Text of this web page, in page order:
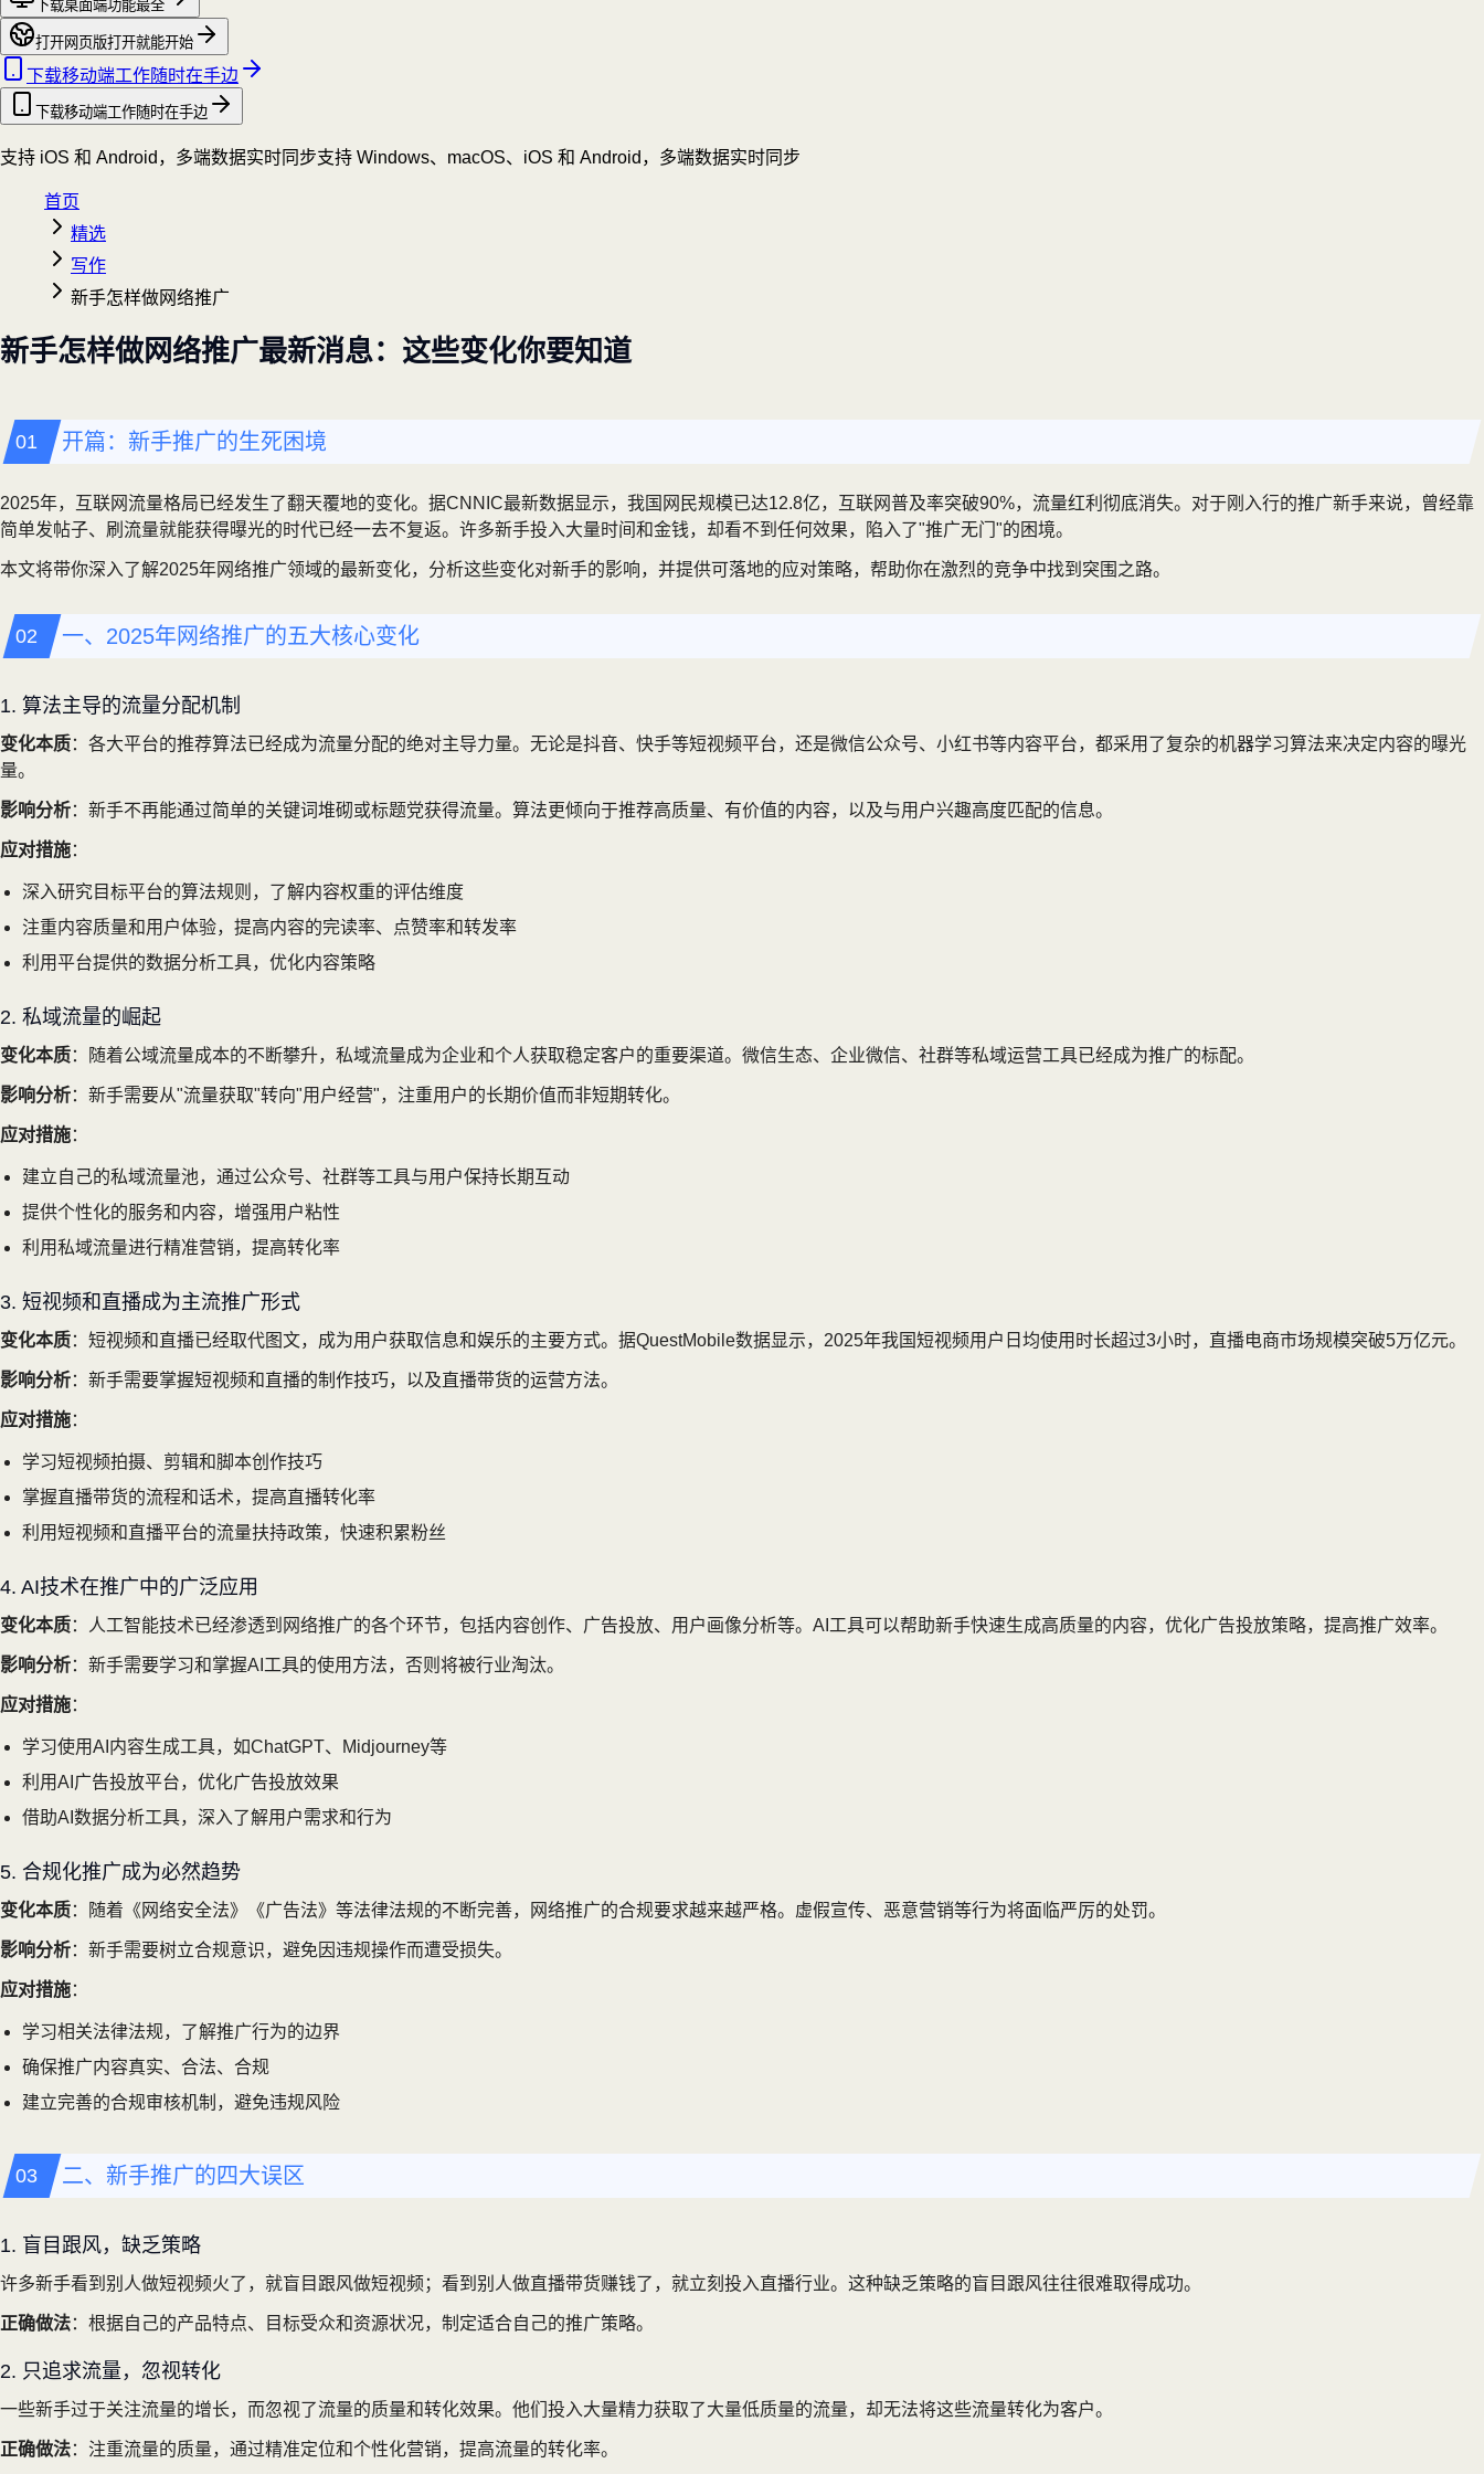
下载桌面端功能最全
打开网页版打开就能开始
下载移动端工作随时在手边
下载移动端工作随时在手边
支持 iOS 和 Android，多端数据实时同步支持 Windows、macOS、iOS 和 Android，多端数据实时同步
首页
精选
写作
新手怎样做网络推广
新手怎样做网络推广最新消息：这些变化你要知道
开篇：新手推广的生死困境
2025年，互联网流量格局已经发生了翻天覆地的变化。据CNNIC最新数据显示，我国网民规模已达12.8亿，互联网普及率突破90%，流量红利彻底消失。对于刚入行的推广新手来说，曾经靠
简单发帖子、刷流量就能获得曝光的时代已经一去不复返。许多新手投入大量时间和金钱，却看不到任何效果，陷入了"推广无门"的困境。
本文将带你深入了解2025年网络推广领域的最新变化，分析这些变化对新手的影响，并提供可落地的应对策略，帮助你在激烈的竞争中找到突围之路。
一、2025年网络推广的五大核心变化
1. 算法主导的流量分配机制
变化本质：各大平台的推荐算法已经成为流量分配的绝对主导力量。无论是抖音、快手等短视频平台，还是微信公众号、小红书等内容平台，都采用了复杂的机器学习算法来决定内容的曝光
量。
影响分析：新手不再能通过简单的关键词堆砌或标题党获得流量。算法更倾向于推荐高质量、有价值的内容，以及与用户兴趣高度匹配的信息。
应对措施：
深入研究目标平台的算法规则，了解内容权重的评估维度
注重内容质量和用户体验，提高内容的完读率、点赞率和转发率
利用平台提供的数据分析工具，优化内容策略
2. 私域流量的崛起
变化本质：随着公域流量成本的不断攀升，私域流量成为企业和个人获取稳定客户的重要渠道。微信生态、企业微信、社群等私域运营工具已经成为推广的标配。
影响分析：新手需要从"流量获取"转向"用户经营"，注重用户的长期价值而非短期转化。
应对措施：
建立自己的私域流量池，通过公众号、社群等工具与用户保持长期互动
提供个性化的服务和内容，增强用户粘性
利用私域流量进行精准营销，提高转化率
3. 短视频和直播成为主流推广形式
变化本质：短视频和直播已经取代图文，成为用户获取信息和娱乐的主要方式。据QuestMobile数据显示，2025年我国短视频用户日均使用时长超过3小时，直播电商市场规模突破5万亿元。
影响分析：新手需要掌握短视频和直播的制作技巧，以及直播带货的运营方法。
应对措施：
学习短视频拍摄、剪辑和脚本创作技巧
掌握直播带货的流程和话术，提高直播转化率
利用短视频和直播平台的流量扶持政策，快速积累粉丝
4. AI技术在推广中的广泛应用
变化本质：人工智能技术已经渗透到网络推广的各个环节，包括内容创作、广告投放、用户画像分析等。AI工具可以帮助新手快速生成高质量的内容，优化广告投放策略，提高推广效率。
影响分析：新手需要学习和掌握AI工具的使用方法，否则将被行业淘汰。
应对措施：
学习使用AI内容生成工具，如ChatGPT、Midjourney等
利用AI广告投放平台，优化广告投放效果
借助AI数据分析工具，深入了解用户需求和行为
5. 合规化推广成为必然趋势
变化本质：随着《网络安全法》《广告法》等法律法规的不断完善，网络推广的合规要求越来越严格。虚假宣传、恶意营销等行为将面临严厉的处罚。
影响分析：新手需要树立合规意识，避免因违规操作而遭受损失。
应对措施：
学习相关法律法规，了解推广行为的边界
确保推广内容真实、合法、合规
建立完善的合规审核机制，避免违规风险
二、新手推广的四大误区
1. 盲目跟风，缺乏策略
许多新手看到别人做短视频火了，就盲目跟风做短视频；看到别人做直播带货赚钱了，就立刻投入直播行业。这种缺乏策略的盲目跟风往往很难取得成功。
正确做法：根据自己的产品特点、目标受众和资源状况，制定适合自己的推广策略。
2. 只追求流量，忽视转化
一些新手过于关注流量的增长，而忽视了流量的质量和转化效果。他们投入大量精力获取了大量低质量的流量，却无法将这些流量转化为客户。
正确做法：注重流量的质量，通过精准定位和个性化营销，提高流量的转化率。